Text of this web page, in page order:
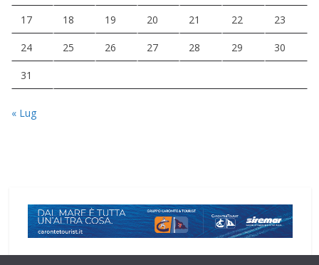
17 18 19 20 21 22 23
24 25 26 27 28 29 30
31
« Lug